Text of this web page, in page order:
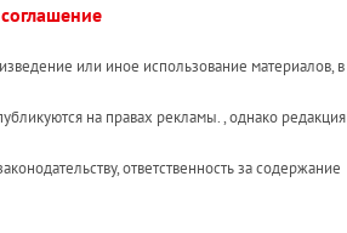
или иное использование материалов, в
на правах рекламы. , однако редакция
ответственность за содержание